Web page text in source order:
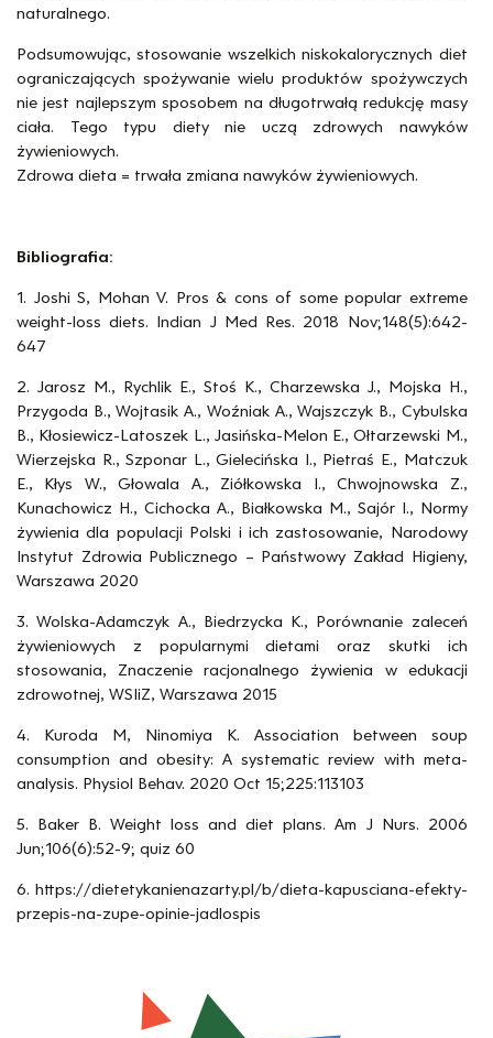
naturalnego.
Podsumowując, stosowanie wszelkich niskokalorycznych diet
ograniczających spożywanie wielu produktów spożywczych
nie jest najlepszym sposobem na długotrwałą redukcję masy
ciała. Tego typu diety nie uczą zdrowych nawyków
żywieniowych.
Zdrowa dieta = trwała zmiana nawyków żywieniowych.
Bibliografia:
1. Joshi S, Mohan V. Pros & cons of some popular extreme
weight-loss diets. Indian J Med Res. 2018 Nov;148(5):642-
647
2. Jarosz M., Rychlik E., Stoś K., Charzewska J., Mojska H.,
Przygoda B., Wojtasik A., Woźniak A., Wajszczyk B., Cybulska
B., Kłosiewicz-Latoszek L., Jasińska-Melon E., Ołtarzewski M.,
Wierzejska R., Szponar L., Gielecińska I., Pietraś E., Matczuk
E., Kłys W., Głowala A., Ziółkowska I., Chwojnowska Z.,
Kunachowicz H., Cichocka A., Białkowska M., Sajór I., Normy
żywienia dla populacji Polski i ich zastosowanie, Narodowy
Instytut Zdrowia Publicznego – Państwowy Zakład Higieny,
Warszawa 2020
3. Wolska-Adamczyk A., Biedrzycka K., Porównanie zaleceń
żywieniowych z popularnymi dietami oraz skutki ich
stosowania, Znaczenie racjonalnego żywienia w edukacji
zdrowotnej, WSIiZ, Warszawa 2015
4. Kuroda M, Ninomiya K. Association between soup
consumption and obesity: A systematic review with meta-
analysis. Physiol Behav. 2020 Oct 15;225:113103
5. Baker B. Weight loss and diet plans. Am J Nurs. 2006
Jun;106(6):52-9; quiz 60
6. https://dietetykanienazarty.pl/b/dieta-kapusciana-efekty-
przepis-na-zupe-opinie-jadlospis